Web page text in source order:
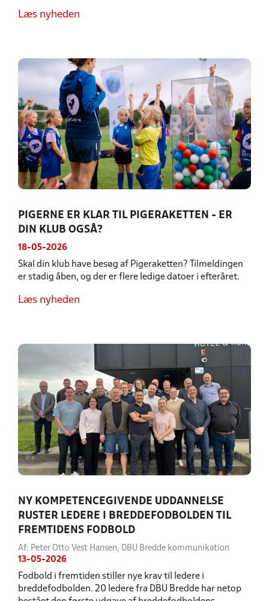
Læs nyheden
PIGERNE ER KLAR TIL PIGERAKETTEN - ER
DIN KLUB OGSÅ?
18-05-2026
Skal din klub have besøg af Pigeraketten? Tilmeldingen
er stadig åben, og der er flere ledige datoer i efteråret.
Læs nyheden
NY KOMPETENCEGIVENDE UDDANNELSE
RUSTER LEDERE I BREDDEFODBOLDEN TIL
FREMTIDENS FODBOLD
Af: Peter Otto Vest Hansen, DBU Bredde kommunikation
13-05-2026
Fodbold i fremtiden stiller nye krav til ledere i
breddefodbolden. 20 ledere fra DBU Bredde har netop